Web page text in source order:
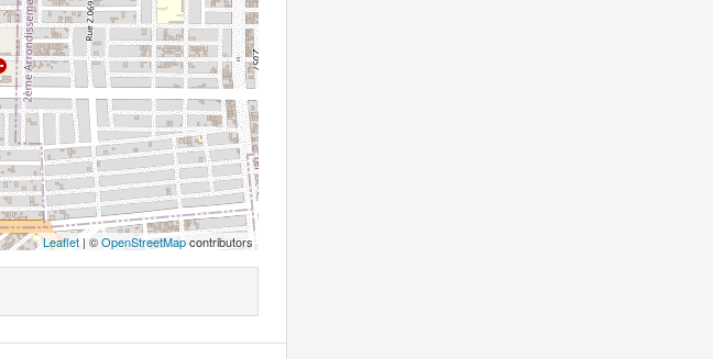
Leaflet | ©OpenStreetMapcontributors